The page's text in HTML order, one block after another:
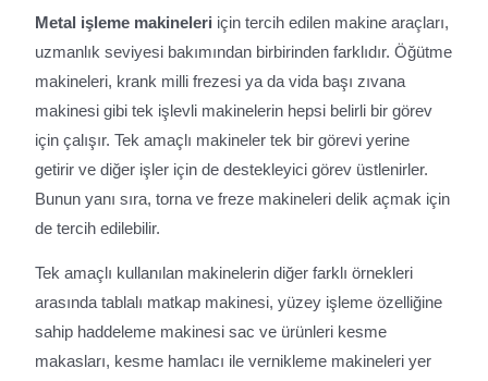
Metal işleme makineleri için tercih edilen makine araçları,
uzmanlık seviyesi bakımından birbirinden farklıdır. Öğütme
makineleri, krank milli frezesi ya da vida başı zıvana
makinesi gibi tek işlevli makinelerin hepsi belirli bir görev
için çalışır. Tek amaçlı makineler tek bir görevi yerine
getirir ve diğer işler için de destekleyici görev üstlenirler.
Bunun yanı sıra, torna ve freze makineleri delik açmak için
de tercih edilebilir.
Tek amaçlı kullanılan makinelerin diğer farklı örnekleri
arasında tablalı matkap makinesi, yüzey işleme özelliğine
sahip haddeleme makinesi sac ve ürünleri kesme
makasları, kesme hamlacı ile vernikleme makineleri yer